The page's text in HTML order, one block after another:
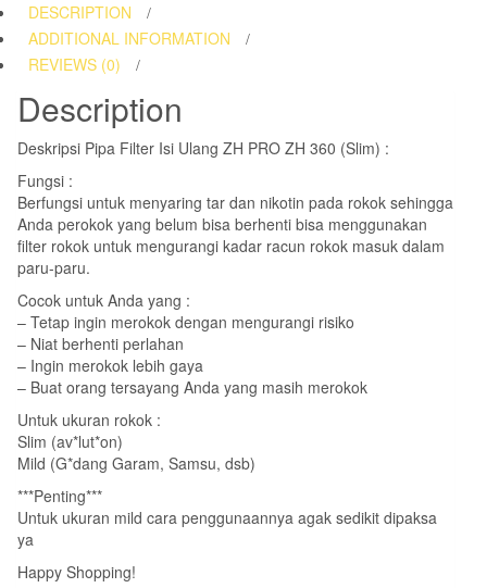
ZH
360
(Slim)
quantity
DESCRIPTION
ADDITIONAL INFORMATION
REVIEWS (0)
Description
Deskripsi Pipa Filter Isi Ulang ZH PRO ZH 360 (Slim) :
Fungsi :
Berfungsi untuk menyaring tar dan nikotin pada rokok sehingga
Anda perokok yang belum bisa berhenti bisa menggunakan
filter rokok untuk mengurangi kadar racun rokok masuk dalam
paru-paru.
Cocok untuk Anda yang :
– Tetap ingin merokok dengan mengurangi risiko
– Niat berhenti perlahan
– Ingin merokok lebih gaya
– Buat orang tersayang Anda yang masih merokok
Untuk ukuran rokok :
Slim (av*lut*on)
Mild (G*dang Garam, Samsu, dsb)
***Penting***
Untuk ukuran mild cara penggunaannya agak sedikit dipaksa
ya
Happy Shopping!